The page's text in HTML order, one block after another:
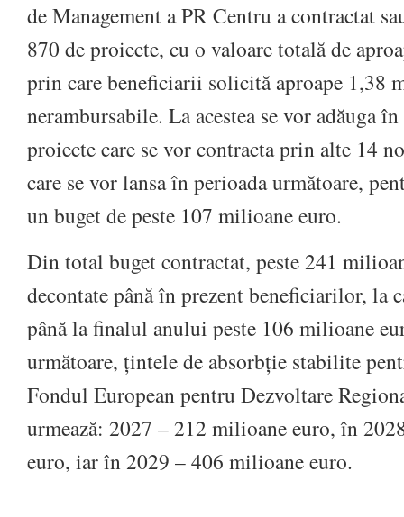
de Management a PR Centru a contractat
870 de proiecte, cu o valoare totală de
prin care beneficiarii solicită aproape 1,38
nerambursabile. La acestea se vor adăuga
proiecte care se vor contracta prin alte 14
care se vor lansa în perioada următoare,
un buget de peste 107 milioane euro.
Din total buget contractat, peste 241
decontate până în prezent beneficiarilor, la
până la finalul anului peste 106 milioane
următoare, țintele de absorbție stabilite
Fondul European pentru Dezvoltare
urmează: 2027 – 212 milioane euro, în
euro, iar în 2029 – 406 milioane euro.